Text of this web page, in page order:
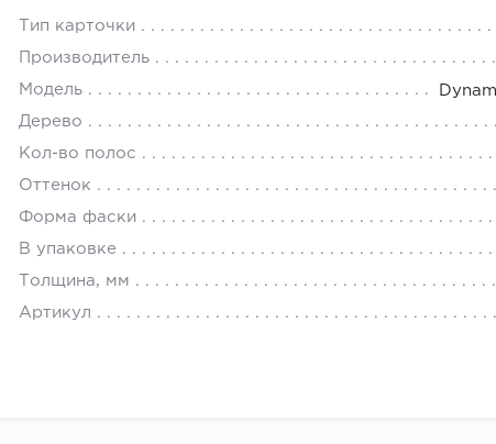
Тип карточки
Производитель
Модель
Дерево
Кол-во полос
Оттенок
Форма фаски
В упаковке
Толщина, мм
Артикул